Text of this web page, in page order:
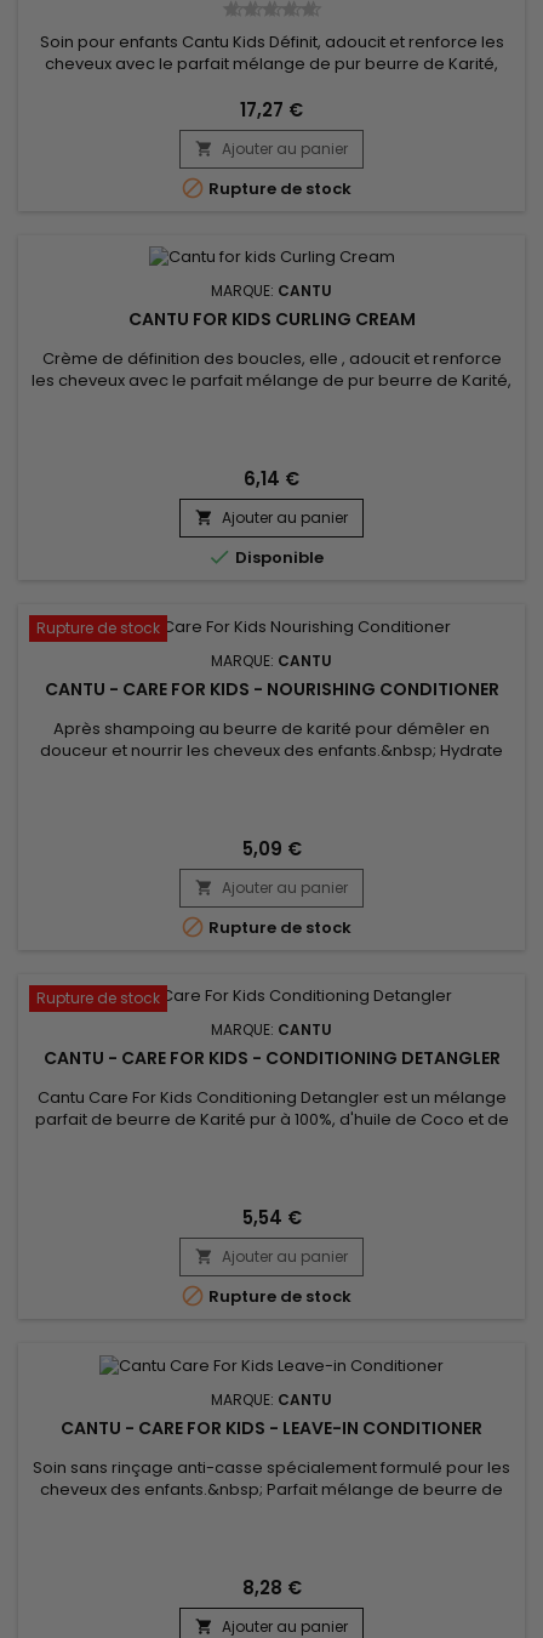
Soin pour enfants Cantu Kids Définit, adoucit et renforce les
cheveux avec le parfait mélange de pur beurre de Karité,
chimiques. Nourrit les cheveux fragiles,les boucles et les
vagues avec douceur. Sans huiles minérales, sans sulfates,
sans parabène, sans silicones, sans gluten, sans paraffine
ou...
17,27 €
 Ajouter au panier
 Rupture de stock
MARQUE: CANTU
CANTU FOR KIDS CURLING CREAM
Crème de définition des boucles, elle , adoucit et renforce
les cheveux avec le parfait mélange de pur beurre de Karité,
huile...
6,14 €
 Ajouter au panier
 Disponible
Rupture de stock
MARQUE: CANTU
CANTU - CARE FOR KIDS - NOURISHING CONDITIONER
Après shampoing au beurre de karité pour démêler en
douceur et nourrir les cheveux des enfants.&nbsp; Hydrate
&nbsp;Nourrit les cheveux fragiles, boucles et vagues avec
douceur.&nbsp; Sans huile...
5,09 €
 Ajouter au panier
 Rupture de stock
Rupture de stock
MARQUE: CANTU
CANTU - CARE FOR KIDS - CONDITIONING DETANGLER
Cantu Care For Kids Conditioning Detangler est un mélange
parfait de beurre de Karité pur à 100%, d'huile de Coco et de
5,54 €
 Ajouter au panier
 Rupture de stock
MARQUE: CANTU
CANTU - CARE FOR KIDS - LEAVE-IN CONDITIONER
Soin sans rinçage anti-casse spécialement formulé pour les
cheveux des enfants.&nbsp; Parfait mélange de beurre de
casse de Cantu est sans sulfates, sans silicone ni huiles
minérales.
8,28 €
 Ajouter au panier